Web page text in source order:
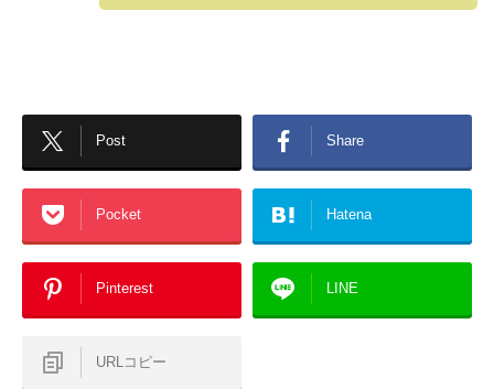
Post Share
Pocket Hatena
Pinterest LINE
URLコピー